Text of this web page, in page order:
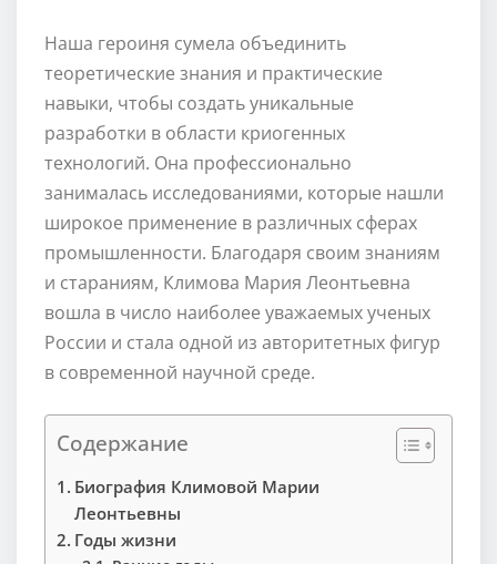
Наша героиня сумела объединить
теоретические знания и практические
навыки, чтобы создать уникальные
разработки в области криогенных
технологий. Она профессионально
занималась исследованиями, которые нашли
широкое применение в различных сферах
промышленности. Благодаря своим знаниям
и стараниям, Климова Мария Леонтьевна
вошла в число наиболее уважаемых ученых
России и стала одной из авторитетных фигур
в современной научной среде.
Содержание
Биография Климовой Марии
Леонтьевны
Годы жизни